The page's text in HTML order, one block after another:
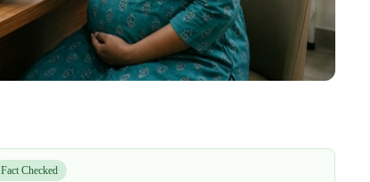
Fact Checked